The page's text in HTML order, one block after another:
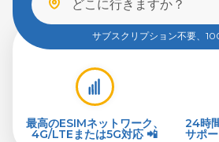
サブスクリプション不要、
最高のESIMネットワーク、
4G/LTEまたは5G対応 📲
24時
サポ